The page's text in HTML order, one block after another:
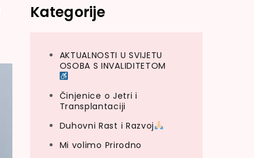
Kategorije
AKTUALNOSTI U SVIJETU
OSOBA S INVALIDITETOM
Činjenice o Jetri i
Transplantaciji
Duhovni Rast i Razvoj
Mi volimo Prirodno